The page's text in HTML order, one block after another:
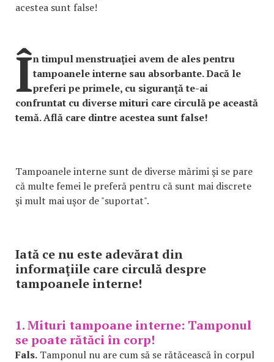
acestea sunt false!
În timpul menstruaţiei avem de ales pentru
tampoanele interne sau absorbante. Dacă le
preferi pe primele, cu siguranţă te-ai
confruntat cu diverse mituri care circulă pe această
temă. Află care dintre acestea sunt false!
Tampoanele interne sunt de diverse mărimi şi se pare
că multe femei le preferă pentru că sunt mai discrete
şi mult mai uşor de "suportat".
Iată ce nu este adevărat din
informaţiile care circulă despre
tampoanele interne!
1. Mituri tampoane interne: Tamponul
se poate rătăci în corp!
Fals. Tamponul nu are cum să se rătăcească în corpul